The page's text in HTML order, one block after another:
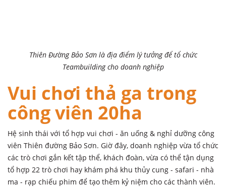
Thiên Đường Bảo Sơn là địa điểm lý tưởng để tổ chức
Teambuilding cho doanh nghiệp
Vui chơi thả ga trong
công viên 20ha
Hệ sinh thái với tổ hợp vui chơi - ăn uống & nghỉ dưỡng công
viên Thiên đường Bảo Sơn. Giờ đây, doanh nghiệp vừa tổ chức
các trò chơi gắn kết tập thể, khách đoàn, vừa có thể tận dụng
tổ hợp 22 trò chơi hay khám phá khu thủy cung - safari - nhà
ma - rạp chiếu phim để tạo thêm kỷ niệm cho các thành viên.